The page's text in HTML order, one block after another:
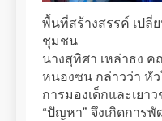
พื้นที่สร้างสรรค์ เปลี่
ชุมชน
นางสุทิศา เหล่าธง
หนองซน กล่าวว่า หั
การมองเด็กและเยา
“ปัญหา” จึงเกิดการ